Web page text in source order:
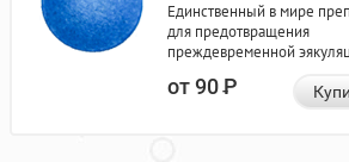
Единственный в мире
для предотвращения
преждевременной
от 90Р